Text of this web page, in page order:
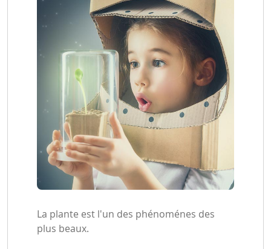
La plante est l'un des phénoménes des
plus beaux.